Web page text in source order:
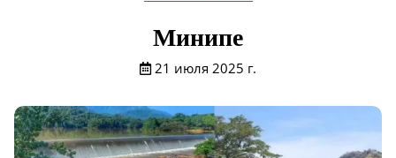
Минипе
21 июля 2025 г.